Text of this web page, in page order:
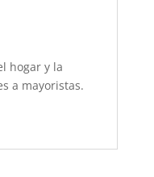
hogar y la
a mayoristas.